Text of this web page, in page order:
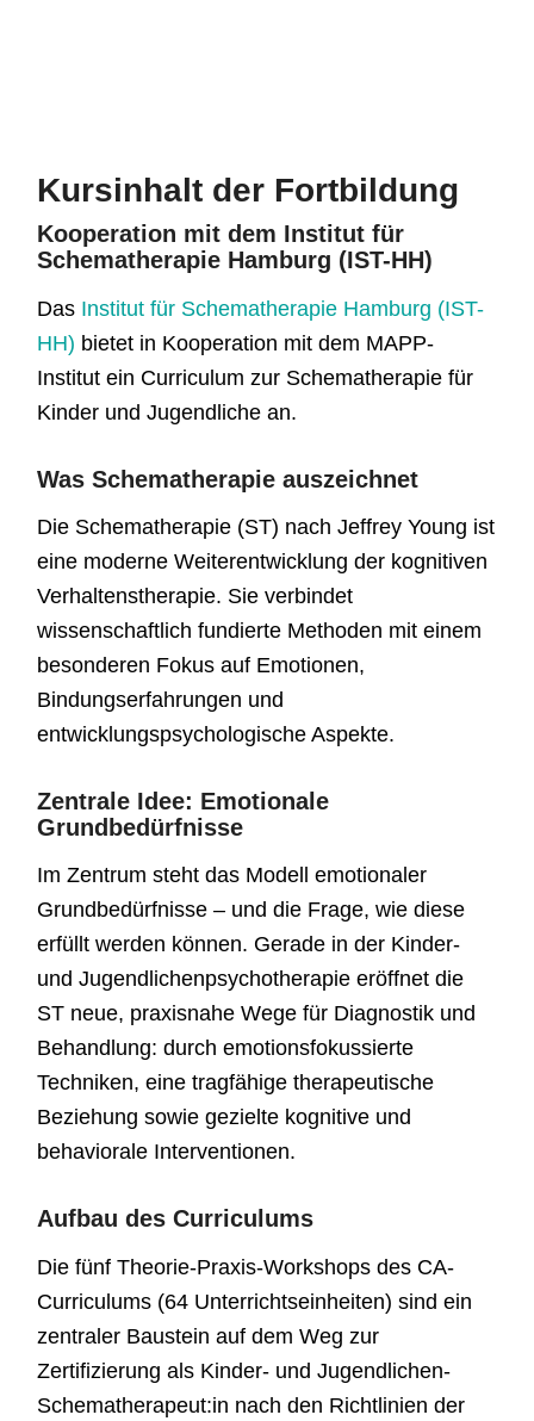
Kursinhalt der Fortbildung
Kooperation mit dem Institut für
Schematherapie Hamburg (IST-HH)
Das Institut für Schematherapie Hamburg (IST-
HH) bietet in Kooperation mit dem MAPP-
Institut ein Curriculum zur Schematherapie für
Kinder und Jugendliche an.
Was Schematherapie auszeichnet
Die Schematherapie (ST) nach Jeffrey Young ist
eine moderne Weiterentwicklung der kognitiven
Verhaltenstherapie. Sie verbindet
wissenschaftlich fundierte Methoden mit einem
besonderen Fokus auf Emotionen,
Bindungserfahrungen und
entwicklungspsychologische Aspekte.
Zentrale Idee: Emotionale
Grundbedürfnisse
Im Zentrum steht das Modell emotionaler
Grundbedürfnisse – und die Frage, wie diese
erfüllt werden können. Gerade in der Kinder-
und Jugendlichenpsychotherapie eröffnet die
ST neue, praxisnahe Wege für Diagnostik und
Behandlung: durch emotionsfokussierte
Techniken, eine tragfähige therapeutische
Beziehung sowie gezielte kognitive und
behaviorale Interventionen.
Aufbau des Curriculums
Die fünf Theorie-Praxis-Workshops des CA-
Curriculums (64 Unterrichtseinheiten) sind ein
zentraler Baustein auf dem Weg zur
Zertifizierung als Kinder- und Jugendlichen-
Schematherapeut:in nach den Richtlinien der